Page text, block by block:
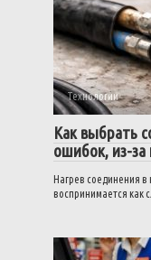
Технологии
Как выбрать
ошибок, из-за
Нагрев соединения в
воспринимается как